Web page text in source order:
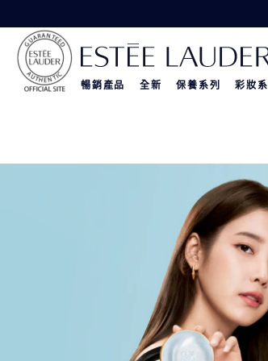
暢銷產品 全新 保養系列 彩妝系